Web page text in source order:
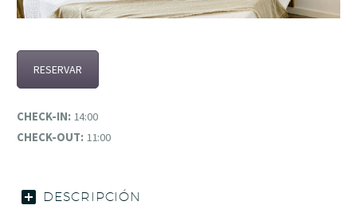
RESERVAR
CHECK-IN: 14:00
CHECK-OUT: 11:00
DESCRIPCIÓN